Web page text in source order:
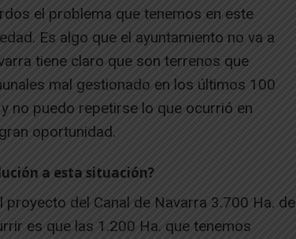
el problema que tenemos en este
Es algo que el ayuntamiento no va a
tiene claro que son terrenos que
mal gestionado en los últimos 100
no puedo repetirse lo que ocurrió en
oportunidad.
a esta situación?
del Canal de Navarra 3.700 Ha. de
es que las 1.200 Ha. que tenemos